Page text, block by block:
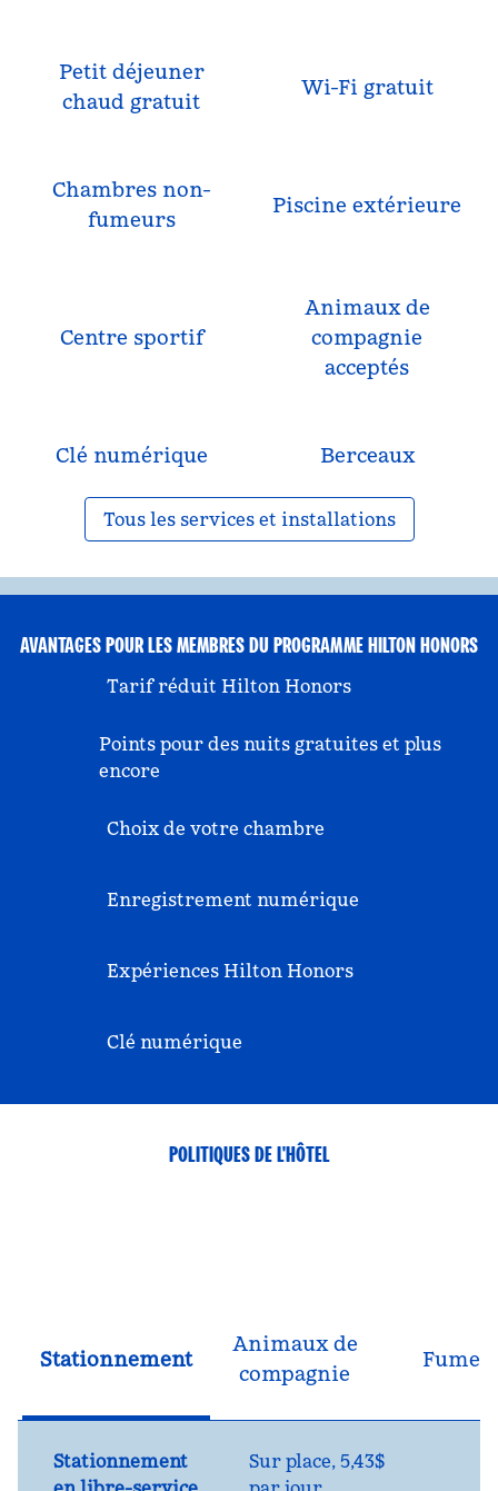
Petit déjeuner
chaud gratuit
Wi-Fi gratuit
Chambres non-
fumeurs
Piscine extérieure
Centre sportif
Animaux de
compagnie
acceptés
Clé numérique Berceaux
Tous les services et installations
AVANTAGES POUR LES MEMBRES DU PROGRAMME HILTON HONORS
Tarif réduit Hilton Honors
Points pour des nuits gratuites et plus
encore
Choix de votre chambre
Enregistrement numérique
Expériences Hilton Honors
Clé numérique
POLITIQUES DE L'HÔTEL
Stationnement
Animaux de
compagnie
Stationnement
Sur place, 5,43$